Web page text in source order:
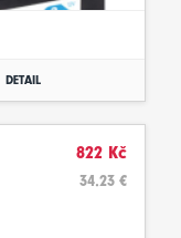
DETAIL
822 Kč
34.23 €